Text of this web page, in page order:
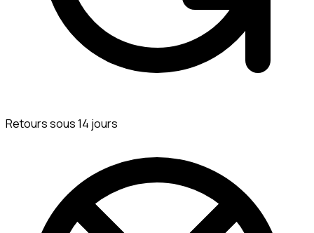
Retours sous 14 jours